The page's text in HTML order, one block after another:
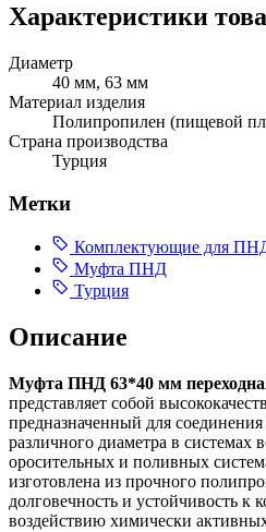
Характеристики
Диаметр
40 мм, 63 мм
Материал изделия
Полипропилен (пищевой
Страна производства
Турция
Метки
Комплектующие для
Муфта ПНД
Турция
Описание
Муфта ПНД 63*40 мм
представляет собой
предназначенный для
различного диаметра в системах
оросительных и поливных
изготовлена из прочного
долговечность и устойчивость к
воздействию химически